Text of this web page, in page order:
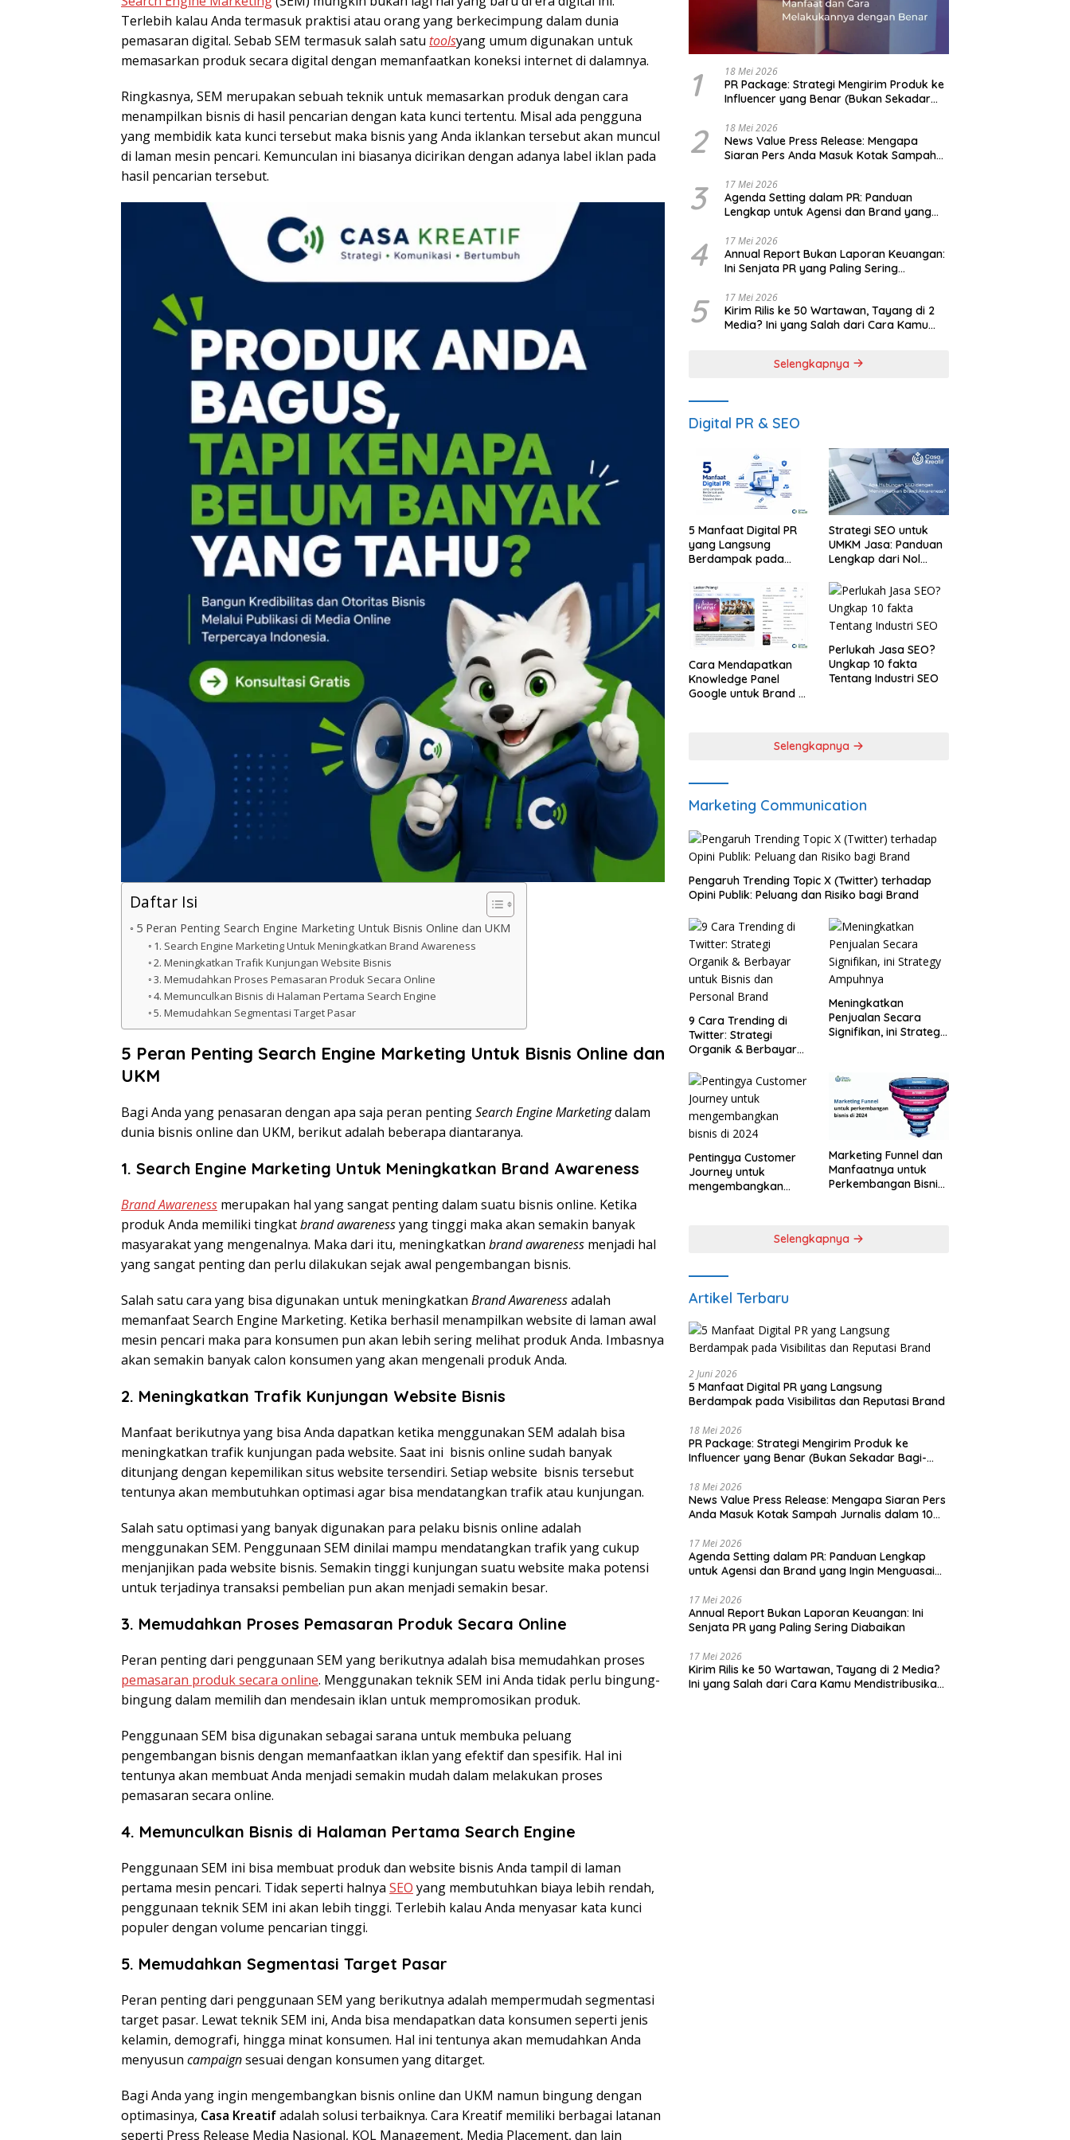
Terlebih kalau Anda termasuk praktisi atau orang yang berkecimpung dalam dunia
pemasaran digital. Sebab SEM termasuk salah satu toolsyang umum digunakan untuk
memasarkan produk secara digital dengan memanfaatkan koneksi internet di dalamnya.
Ringkasnya, SEM merupakan sebuah teknik untuk memasarkan produk dengan cara
menampilkan bisnis di hasil pencarian dengan kata kunci tertentu. Misal ada pengguna
yang membidik kata kunci tersebut maka bisnis yang Anda iklankan tersebut akan muncul
di laman mesin pencari. Kemunculan ini biasanya dicirikan dengan adanya label iklan pada
hasil pencarian tersebut.
Daftar Isi
5 Peran Penting Search Engine Marketing Untuk Bisnis Online dan UKM
1. Search Engine Marketing Untuk Meningkatkan Brand Awareness
2. Meningkatkan Trafik Kunjungan Website Bisnis
3. Memudahkan Proses Pemasaran Produk Secara Online
4. Memunculkan Bisnis di Halaman Pertama Search Engine
5. Memudahkan Segmentasi Target Pasar
5 Peran Penting Search Engine Marketing Untuk Bisnis Online dan
UKM
Bagi Anda yang penasaran dengan apa saja peran pentingSearch Engine Marketingdalam
dunia bisnis online dan UKM, berikut adalah beberapa diantaranya.
1. Search Engine Marketing Untuk Meningkatkan Brand Awareness
Brand Awareness merupakan hal yang sangat penting dalam suatu bisnis online. Ketika
produk Anda memiliki tingkatbrand awarenessyang tinggi maka akan semakin banyak
masyarakat yang mengenalnya. Maka dari itu, meningkatkan brand awareness menjadi hal
yang sangat penting dan perlu dilakukan sejak awal pengembangan bisnis.
Salah satu cara yang bisa digunakan untuk meningkatkan Brand Awarenessadalah
memanfaat Search Engine Marketing. Ketika berhasil menampilkan website di laman awal
mesin pencari maka para konsumen pun akan lebih sering melihat produk Anda. Imbasnya
akan semakin banyak calon konsumen yang akan mengenali produk Anda.
2. Meningkatkan Trafik Kunjungan Website Bisnis
Manfaat berikutnya yang bisa Anda dapatkan ketika menggunakan SEM adalah bisa
meningkatkan trafik kunjungan pada website. Saat ini bisnis online sudah banyak
ditunjang dengan kepemilikan situs website tersendiri. Setiap website bisnis tersebut
tentunya akan membutuhkan optimasi agar bisa mendatangkan trafik atau kunjungan.
Salah satu optimasi yang banyak digunakan para pelaku bisnis online adalah
menggunakan SEM. Penggunaan SEM dinilai mampu mendatangkan trafik yang cukup
menjanjikan pada website bisnis. Semakin tinggi kunjungan suatu website maka potensi
untuk terjadinya transaksi pembelian pun akan menjadi semakin besar.
3. Memudahkan Proses Pemasaran Produk Secara Online
Peran penting dari penggunaan SEM yang berikutnya adalah bisa memudahkan proses
pemasaran produk secara online. Menggunakan teknik SEM ini Anda tidak perlu bingung-
bingung dalam memilih dan mendesain iklan untuk mempromosikan produk.
Penggunaan SEM bisa digunakan sebagai sarana untuk membuka peluang
pengembangan bisnis dengan memanfaatkan iklan yang efektif dan spesifik. Hal ini
tentunya akan membuat Anda menjadi semakin mudah dalam melakukan proses
pemasaran secara online.
4. Memunculkan Bisnis di Halaman Pertama Search Engine
Penggunaan SEM ini bisa membuat produk dan website bisnis Anda tampil di laman
pertama mesin pencari. Tidak seperti halnya SEO yang membutuhkan biaya lebih rendah,
penggunaan teknik SEM ini akan lebih tinggi. Terlebih kalau Anda menyasar kata kunci
populer dengan volume pencarian tinggi.
5. Memudahkan Segmentasi Target Pasar
Peran penting dari penggunaan SEM yang berikutnya adalah mempermudah segmentasi
target pasar. Lewat teknik SEM ini, Anda bisa mendapatkan data konsumen seperti jenis
kelamin, demografi, hingga minat konsumen. Hal ini tentunya akan memudahkan Anda
menyusun campaignsesuai dengan konsumen yang ditarget.
Bagi Anda yang ingin mengembangkan bisnis online dan UKM namun bingung dengan
optimasinya, Casa Kreatifadalah solusi terbaiknya. Cara Kreatif memiliki berbagai latanan
seperti Press Release Media Nasional, KOL Management, Media Placement, dan lain
1 18 Mei 2026
PR Package: Strategi Mengirim Produk ke
Influencer yang Benar (Bukan Sekadar
2 18 Mei 2026
News Value Press Release: Mengapa
Siaran Pers Anda Masuk Kotak Sampah
3 17 Mei 2026
Agenda Setting dalam PR: Panduan
Lengkap untuk Agensi dan Brand yang
4 17 Mei 2026
Annual Report Bukan Laporan Keuangan:
Ini Senjata PR yang Paling Sering
5 17 Mei 2026
Kirim Rilis ke 50 Wartawan, Tayang di 2
Media? Ini yang Salah dari Cara Kamu
Selengkapnya
Digital PR & SEO
5 Manfaat Digital PR
yang Langsung
Berdampak pada
Reputasi Brand
Strategi SEO untuk
UMKM Jasa: Panduan
Lengkap dari Nol
Cara Mendapatkan
Knowledge Panel
Google untuk Brand &
Perlukah Jasa SEO?
Ungkap 10 fakta
Tentang Industri SEO
Selengkapnya
Marketing Communication
Pengaruh Trending Topic X (Twitter) terhadap
Opini Publik: Peluang dan Risiko bagi Brand
9 Cara Trending di
Twitter: Strategi
Organik & Berbayar
Personal Brand
Meningkatkan
Penjualan Secara
Signifikan, ini Strategy
Pentingya Customer
Journey untuk
mengembangkan
Marketing Funnel dan
Manfaatnya untuk
Perkembangan Bisnis
Selengkapnya
Artikel Terbaru
2 Juni 2026
5 Manfaat Digital PR yang Langsung
Berdampak pada Visibilitas dan Reputasi Brand
18 Mei 2026
PR Package: Strategi Mengirim Produk ke
Influencer yang Benar (Bukan Sekadar Bagi-
18 Mei 2026
News Value Press Release: Mengapa Siaran Pers
Anda Masuk Kotak Sampah Jurnalis dalam 10
17 Mei 2026
Agenda Setting dalam PR: Panduan Lengkap
untuk Agensi dan Brand yang Ingin Menguasai
17 Mei 2026
Annual Report Bukan Laporan Keuangan: Ini
Senjata PR yang Paling Sering Diabaikan
17 Mei 2026
Kirim Rilis ke 50 Wartawan, Tayang di 2 Media?
Ini yang Salah dari Cara Kamu Mendistribusikan